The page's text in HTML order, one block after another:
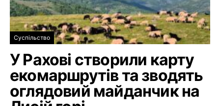
Суспільство
У Рахові створили карту
екомаршрутів та зводять
оглядовий майданчик на